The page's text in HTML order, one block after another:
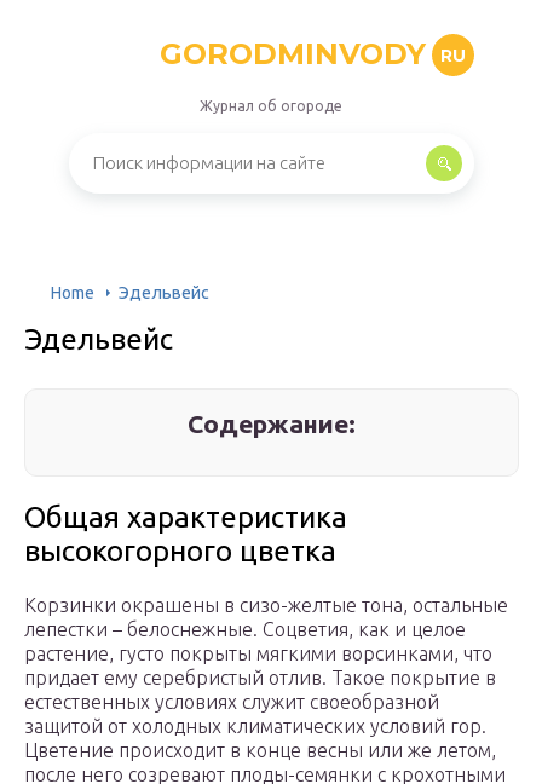
GORODMINVODY RU
Журнал об огороде
Home Эдельвейс
Эдельвейс
Содержание:
Общая характеристика
высокогорного цветка
Корзинки окрашены в сизо-желтые тона, остальные
лепестки – белоснежные. Соцветия, как и целое
растение, густо покрыты мягкими ворсинками, что
придает ему серебристый отлив. Такое покрытие в
естественных условиях служит своеобразной
защитой от холодных климатических условий гор.
Цветение происходит в конце весны или же летом,
после него созревают плоды-семянки с крохотными